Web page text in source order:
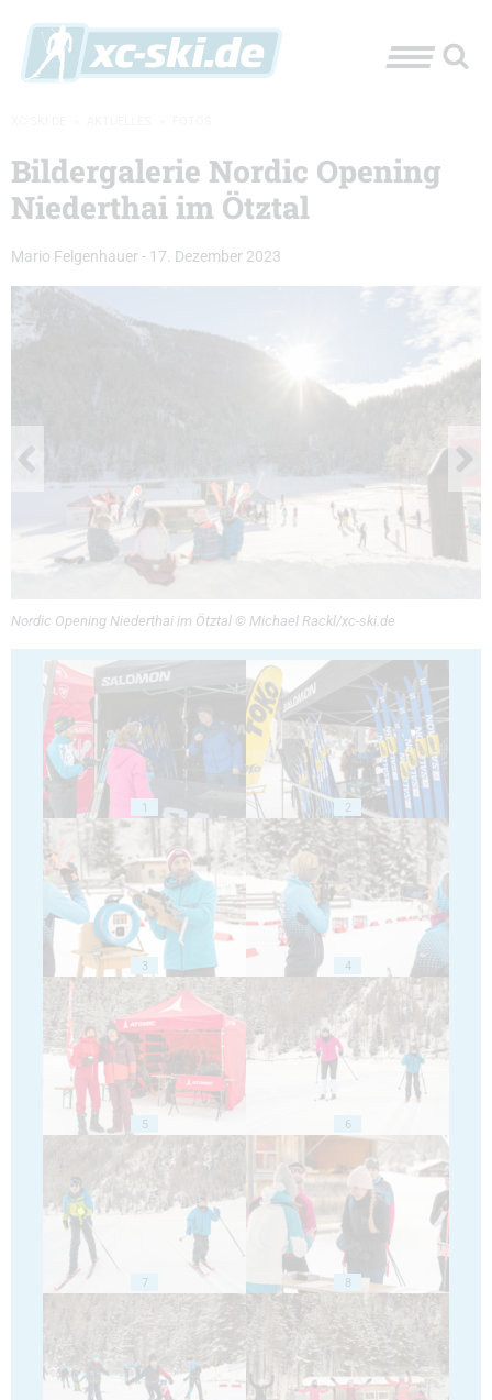
Bildergalerie Nordic Opening
Niederthai im Ötztal
Mario Felgenhauer - 17. Dezember 2023
Nordic Opening Niederthai im Ötztal © Michael Rackl/xc-ski.de
1 2
3 4
5 6
7 8